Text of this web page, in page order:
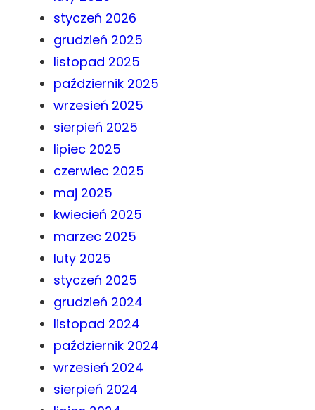
styczeń 2026
grudzień 2025
listopad 2025
październik 2025
wrzesień 2025
sierpień 2025
lipiec 2025
czerwiec 2025
maj 2025
kwiecień 2025
marzec 2025
luty 2025
styczeń 2025
grudzień 2024
listopad 2024
październik 2024
wrzesień 2024
sierpień 2024